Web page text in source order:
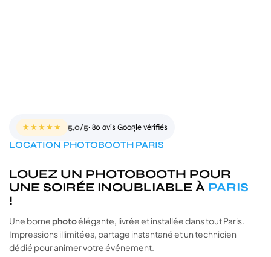
★★★★★ 5,0/5· 80 avis Google vérifiés
LOCATION PHOTOBOOTH PARIS
LOUEZ UN PHOTOBOOTH POUR
UNE SOIRÉE INOUBLIABLE À PARIS
!
Une borne photoélégante, livrée et installée dans tout Paris.
Impressions illimitées, partage instantané et un technicien
dédié pour animer votre événement.